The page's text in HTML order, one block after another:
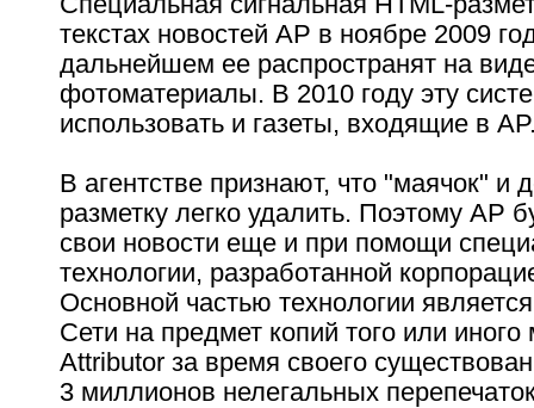
текстах новостей AP в ноябре 2009
дальнейшем ее распространят на
фотоматериалы. В 2010 году эту
использовать и газеты, входящие в
В агентстве признают, что "маячок" и
разметку легко удалить. Поэтому AP
свои новости еще и при помощи
технологии, разработанной
Основной частью технологии
Сети на предмет копий того или иного
Attributor за время своего
3 миллионов нелегальных